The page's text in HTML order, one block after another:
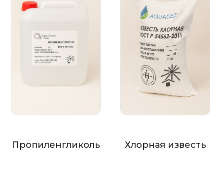
Пропиленгликоль Хлорная известь